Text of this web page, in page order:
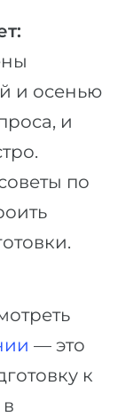
и осенью
и
по
— это
к